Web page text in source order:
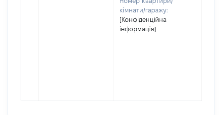
кімнати/гаражу:
[Конфіденційна
інформація]